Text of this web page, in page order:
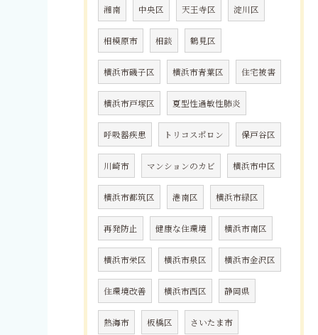
湘南 中央区 天王寺区 淀川区
相模原市 相談 鶴見区
横浜市磯子区 横浜市青葉区 住宅被害
横浜市戸塚区 夏型性過敏性肺炎
呼吸器疾患 トリコスポロン 保戸谷区
川崎市 マンションのカビ 横浜市中区
横浜市都筑区 港南区 横浜市緑区
再発防止 健康な住環境 横浜市南区
横浜市栄区 横浜市泉区 横浜市金沢区
住環境改善 横浜市西区 静岡県
熱海市 板橋区 さいたま市